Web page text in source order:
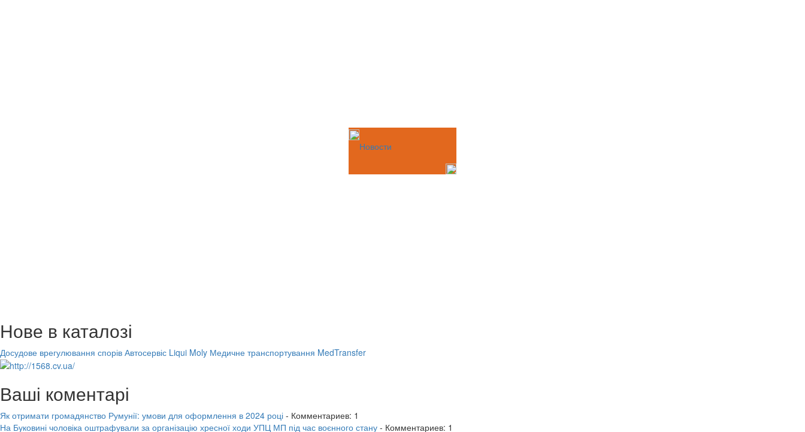
Новости
Нове в каталозі
Досудове врегулювання спорів Автосервіс Liqui Moly Медичне транспортування MedTransfer
Ваші коментарі
Як отримати громадянство Румунії: умови для оформлення в 2024 році - Комментариев: 1
На Буковині чоловіка оштрафували за організацію хресної ходи УПЦ МП під час воєнного стану - Комментариев: 1